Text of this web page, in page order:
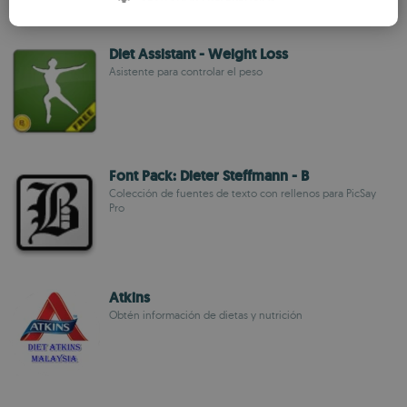
Diet Assistant - Weight Loss
Asistente para controlar el peso
Font Pack: Dieter Steffmann - B
Colección de fuentes de texto con rellenos para PicSay
Pro
Atkins
Obtén información de dietas y nutrición